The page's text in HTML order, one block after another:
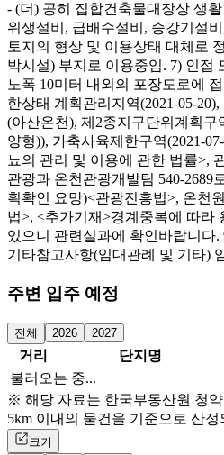
- (더) 공히 집합건축물대장상 생
위생설비, 급배수설비, 승강기설
토지의 형상 및 이용상태 대체로
박시설) 부지로 이용중임. 7) 인접
노폭 10미터 내외의 포장도로에
한상태 계획관리지역(2021-05-
(아산온천), 제2종지구단위계획
양형)), 가축사육제한구역(2021-
뇨의 관리 및 이용에 관한 법률>,
관광과 온천관광개발팀 540-2689
획확인 요망)<관광진흥법>, 온천
법>, <추가기재>경계중복에 따라
있으니 관련실과에 확인바랍니다.
기타참고사항(임대관례 및 기타)
주변 입주 예정
전체 2026 2027
거리 단지명
불러오는 중...
※ 해당 자료는 한국부동산원 청
5km 이내의 물건을 기준으로 산정
크기